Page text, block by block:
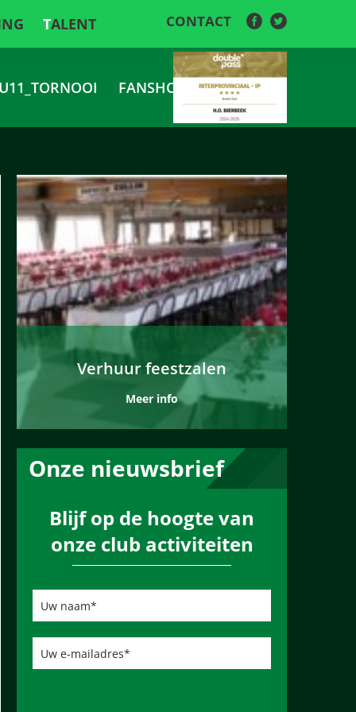
TALENT CONTACT
FANSHOP
Verhuur feestzalen
Meer info
Onze nieuwsbrief
Blijf op de hoogte van
onze club activiteiten
m
w